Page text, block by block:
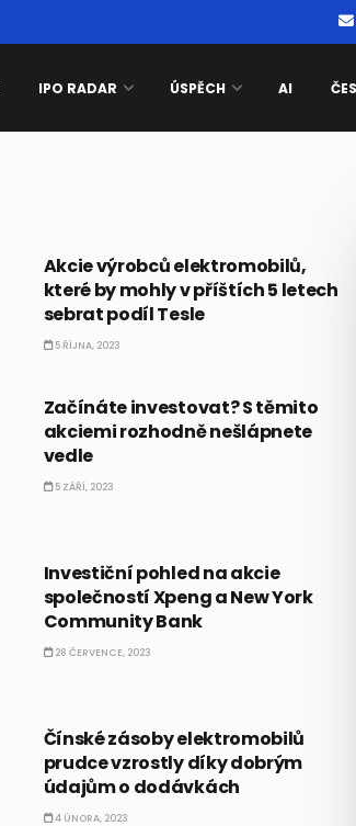
IPO RADAR ÚSPĚCH AI
Akcie výrobců elektromobilů,
které by mohly v příštích 5 letech
sebrat podíl Tesle
5 ŘÍJNA, 2023
Začínáte investovat? S těmito
akciemi rozhodně nešlápnete
vedle
5 ZÁŘÍ, 2023
Investiční pohled na akcie
společností Xpeng a New York
Community Bank
28 ČERVENCE, 2023
Čínské zásoby elektromobilů
prudce vzrostly díky dobrým
údajům o dodávkách
4 ÚNORA, 2023